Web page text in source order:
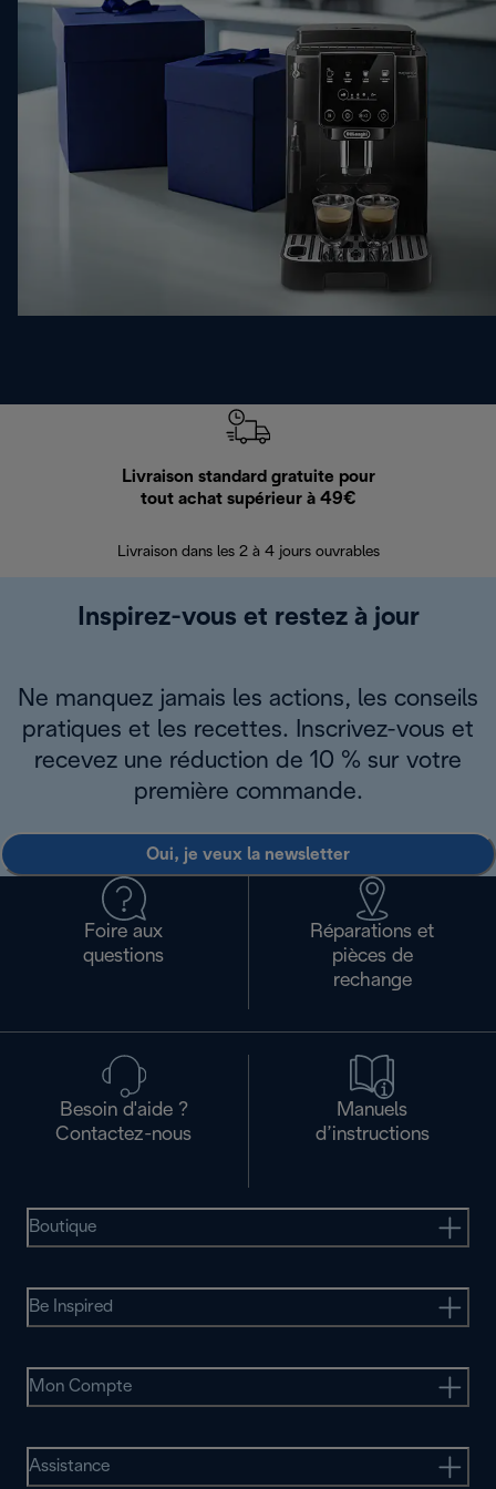
Livraison standard gratuite pour
tout achat supérieur à 49€
Livraison dans les 2 à 4 jours ouvrables
Inspirez-vous et restez à jour
Ne manquez jamais les actions, les conseils
pratiques et les recettes. Inscrivez-vous et
recevez une réduction de 10 % sur votre
première commande.
Oui, je veux la newsletter
Foire aux
questions
Réparations et
pièces de
rechange
Besoin d'aide ?
Contactez-nous
Manuels
d’instructions
Boutique
Be Inspired
Mon Compte
Assistance